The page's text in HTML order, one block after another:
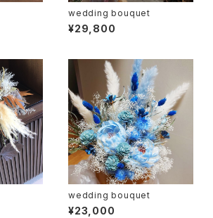
wedding bouquet
¥29,800
wedding bouquet
¥23,000